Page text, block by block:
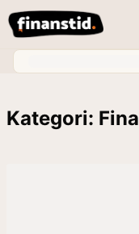
Kategori: